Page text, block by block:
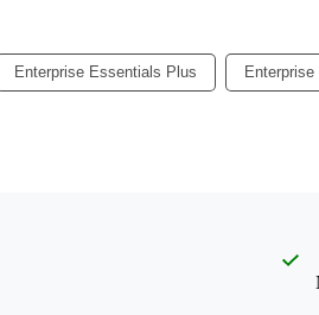
Enterprise Essentials Plus Enterprise